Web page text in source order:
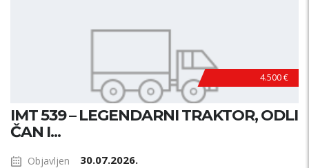
4.500 €
IMT 539 – LEGENDARNI TRAKTOR, ODLI
ČAN I...
Objavljen 30.07.2026.